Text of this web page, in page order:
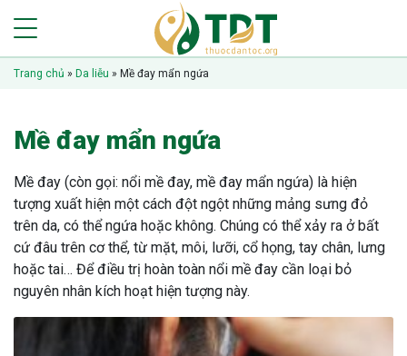
Trang chủ » Da liễu » Mề đay mẩn ngứa
Mề đay mẩn ngứa
Mề đay (còn gọi: nổi mề đay, mề đay mẩn ngứa) là hiện
tượng xuất hiện một cách đột ngột những mảng sưng đỏ
trên da, có thể ngứa hoặc không. Chúng có thể xảy ra ở bất
cứ đâu trên cơ thể, từ mặt, môi, lưỡi, cổ họng, tay chân, lưng
hoặc tai… Để điều trị hoàn toàn nổi mề đay cần loại bỏ
nguyên nhân kích hoạt hiện tượng này.